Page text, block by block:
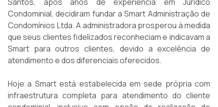
Condominial, decidiram fundar a Smart Administração de
Condomínios Ltda. A administradora prosperou à medida
que seus clientes fidelizados reconheciam e indicavam a
Smart para outros clientes, devido a excelência de
atendimento e dos diferenciais oferecidos.
Hoje a Smart está estabelecida em sede própria com
infraestrutura completa para atendimento do cliente